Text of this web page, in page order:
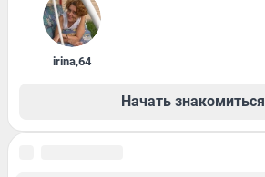
irina,64
Начать знакомиться